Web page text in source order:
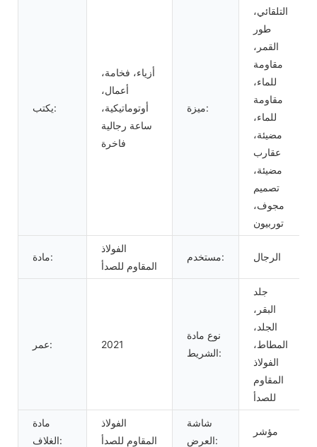
يكتب:
أزياء، فخامة،
أعمال،
أوتوماتيكية،
ساعة رجالية
فاخرة
ميزة:
التلقائي،
طور
القمر،
مقاومة
للماء،
مقاومة
للماء،
مضيئة،
عقارب
مضيئة،
تصميم
مجوف،
توربيون
مادة:
الفولاذ
المقاوم للصدأ
مستخدم: الرجال
عمر: 2021
نوع مادة
الشريط:
جلد
البقر،
الجلد،
المطاط،
الفولاذ
المقاوم
للصدأ
مادة
الغلاف:
الفولاذ
المقاوم للصدأ
شاشة
العرض:
مؤشر